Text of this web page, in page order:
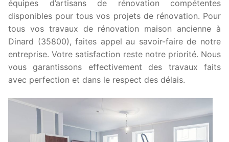
équipes d’artisans de rénovation compétentes
disponibles pour tous vos projets de rénovation. Pour
tous vos travaux de rénovation maison ancienne à
Dinard (35800), faites appel au savoir-faire de notre
entreprise. Votre satisfaction reste notre priorité. Nous
vous garantissons effectivement des travaux faits
avec perfection et dans le respect des délais.